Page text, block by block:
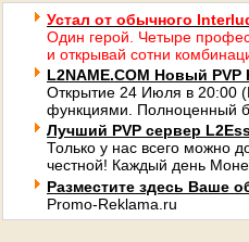
Устал от обычного
Один герой. Четыре
и открывай сотни
L2NAME.COM Новый
Открытие 24 Июля в 20:00
функциями. Полноценный
Лучший PVP сервер
Только у нас всего можно
честной! Каждый день
Разместите здесь Ваше
Promo-Reklama.ru